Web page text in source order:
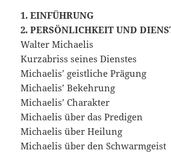
1. EINFÜHRUNG
2. PERSÖNLICHKEIT UND
Walter Michaelis
Kurzabriss seines Dienstes
Michaelis’ geistliche Prägung
Michaelis’ Bekehrung
Michaelis’ Charakter
Michaelis über das Predigen
Michaelis über Heilung
Michaelis über den Schwarmgeist